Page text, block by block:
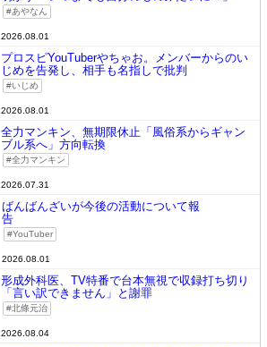
あやなん
2026.08.01
プロスピYouTuberやちゃお。メンバーからのい
じめを告発し、相手も名指しで批判
いじめ
2026.08.01
全力マンキン、無期限休止「風俗系からギャン
ブル系へ」方向転換
全力マンキン
2026.07.31
ばんばんざいが今後の活動について報
告
YouTuber
2026.08.01
形成外科医、TV特番で台本無視で収録打ち切り
「言い訳できません」と謝罪
北條元治
2026.08.04